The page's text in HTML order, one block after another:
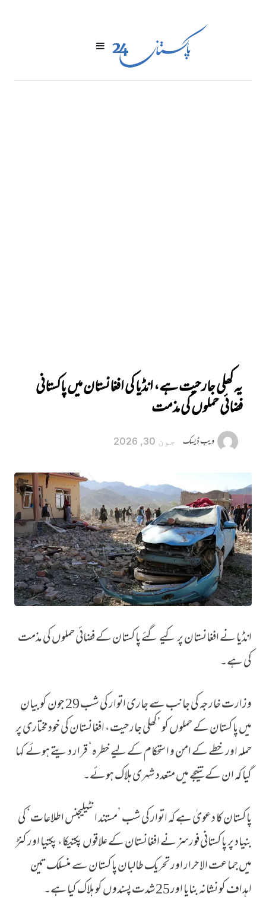
یہ کھلی جارحیت ہے، انڈیا کی افغانستان میں پاکستانی
فضائی حملوں کی مذمت
ویب ڈیسک جون 30, 2026
یہ کھلی جارحیت ہے، انڈیا کی افغانستان میں پاکستانی فضائی حملوں کی مذمت
انڈیا نے افغانستان پر کیے گئے پاکستان کے فضائی حملوں کی مذمت
کی ہے۔
وزارت خارجہ کی جانب سے جاری اتوار کی شب 29 جون کو بیان
میں پاکستان کے حملوں کو ’کھلی جارحیت، افغانستان کی خود مختاری پر
حملہ اور خطے کے امن و استحکام کے لیے خطرہ‘ قرار دیتے ہوئے کہا
گیا کہ ان کے نتیجے میں متعدد شہری ہلاک ہوئے۔
پاکستان کا دعویٰ ہے کہ اتوار کی شب ’مستند انٹیلیجنس اطلاعات‘ کی
بنیاد پر پاکستانی فورسز نے افغانستان کے علاقوں پکتیکا، پکتیا اور کنڑ
میں جماعت الاحرار اور تحریک طالبان پاکستان سے منسلک تین
اہداف کو نشانہ بنایا اور 25 شدت پسندوں کو ہلاک کیا ہے۔